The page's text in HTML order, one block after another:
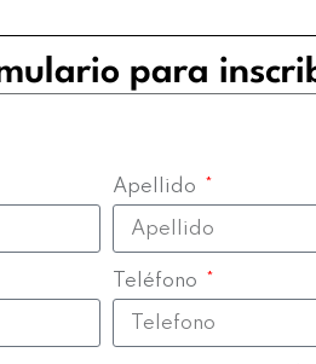
para
Apellido
Teléfono